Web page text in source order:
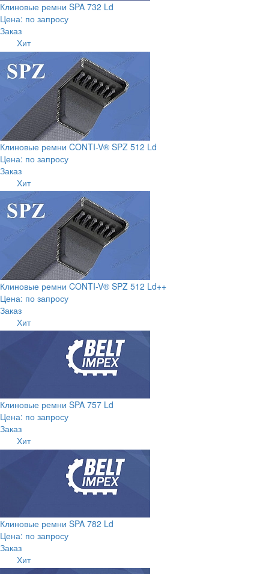
Клиновые ремни SPA 732 Ld
Цена: по запросу
Заказ
Хит
Клиновые ремни CONTI-V® SPZ 512 Ld
Цена: по запросу
Заказ
Хит
Клиновые ремни CONTI-V® SPZ 512 Ld++
Цена: по запросу
Заказ
Хит
Клиновые ремни SPA 757 Ld
Цена: по запросу
Заказ
Хит
Клиновые ремни SPA 782 Ld
Цена: по запросу
Заказ
Хит